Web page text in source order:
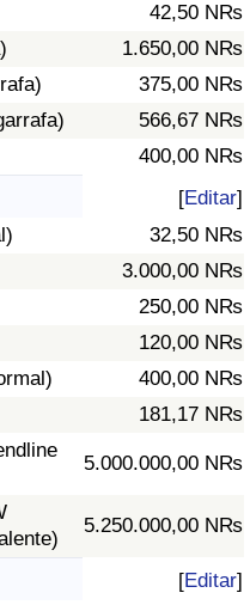
42,50 N₨
1.650,00 N₨
375,00 N₨
566,67 N₨
400,00 N₨
[Editar]
32,50 N₨
3.000,00 N₨
250,00 N₨
120,00 N₨
400,00 N₨
181,17 N₨
5.000.000,00 N₨
5.250.000,00 N₨
[Editar]